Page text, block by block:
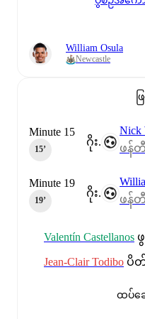
William Osula
Newcastle
ဖ
ဂိုး.
Nick
ဖန်တီ
Minute 15
15‎’‎
ဂိုး.
ဖန်တီ
Minute 19
19‎’‎
Valentín Castellanos
Jean-Clair Todibo ပိ
ထပ်ဆေ